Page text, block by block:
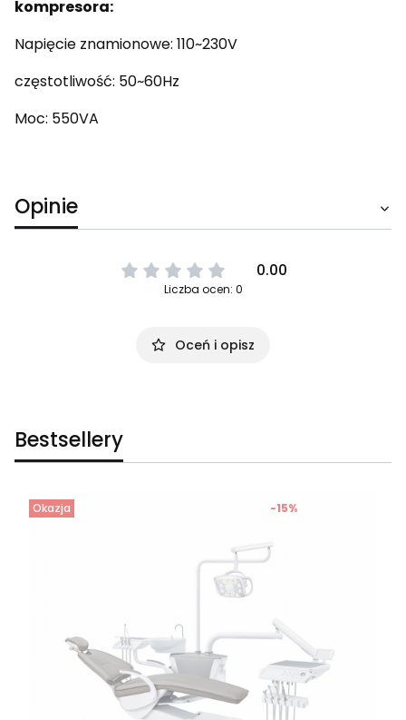
kompresora:
Napięcie znamionowe: 110~230V
częstotliwość: 50~60Hz
Moc: 550VA
Opinie
0.00
Liczba ocen: 0
Oceń i opisz
Bestsellery
Okazja -15%